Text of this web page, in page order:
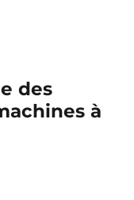
des
à